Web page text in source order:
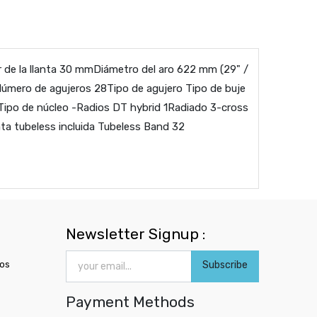
la llanta 30 mmDiámetro del aro 622 mm (29" /
de agujeros 28Tipo de agujero Tipo de buje
de núcleo -Radios DT hybrid 1Radiado 3-cross
tubeless incluida Tubeless Band 32
Newsletter Signup :
Subscribe
Payment Methods